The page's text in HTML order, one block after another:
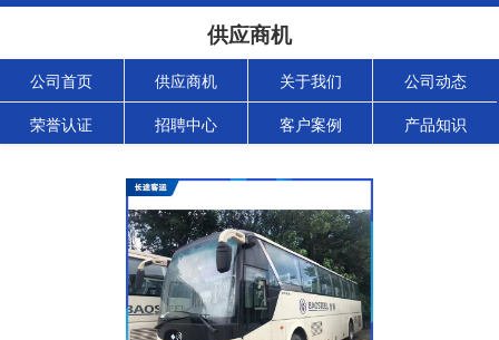
供应商机
公司首页 供应商机 关于我们 公司动态
荣誉认证 招聘中心 客户案例 产品知识